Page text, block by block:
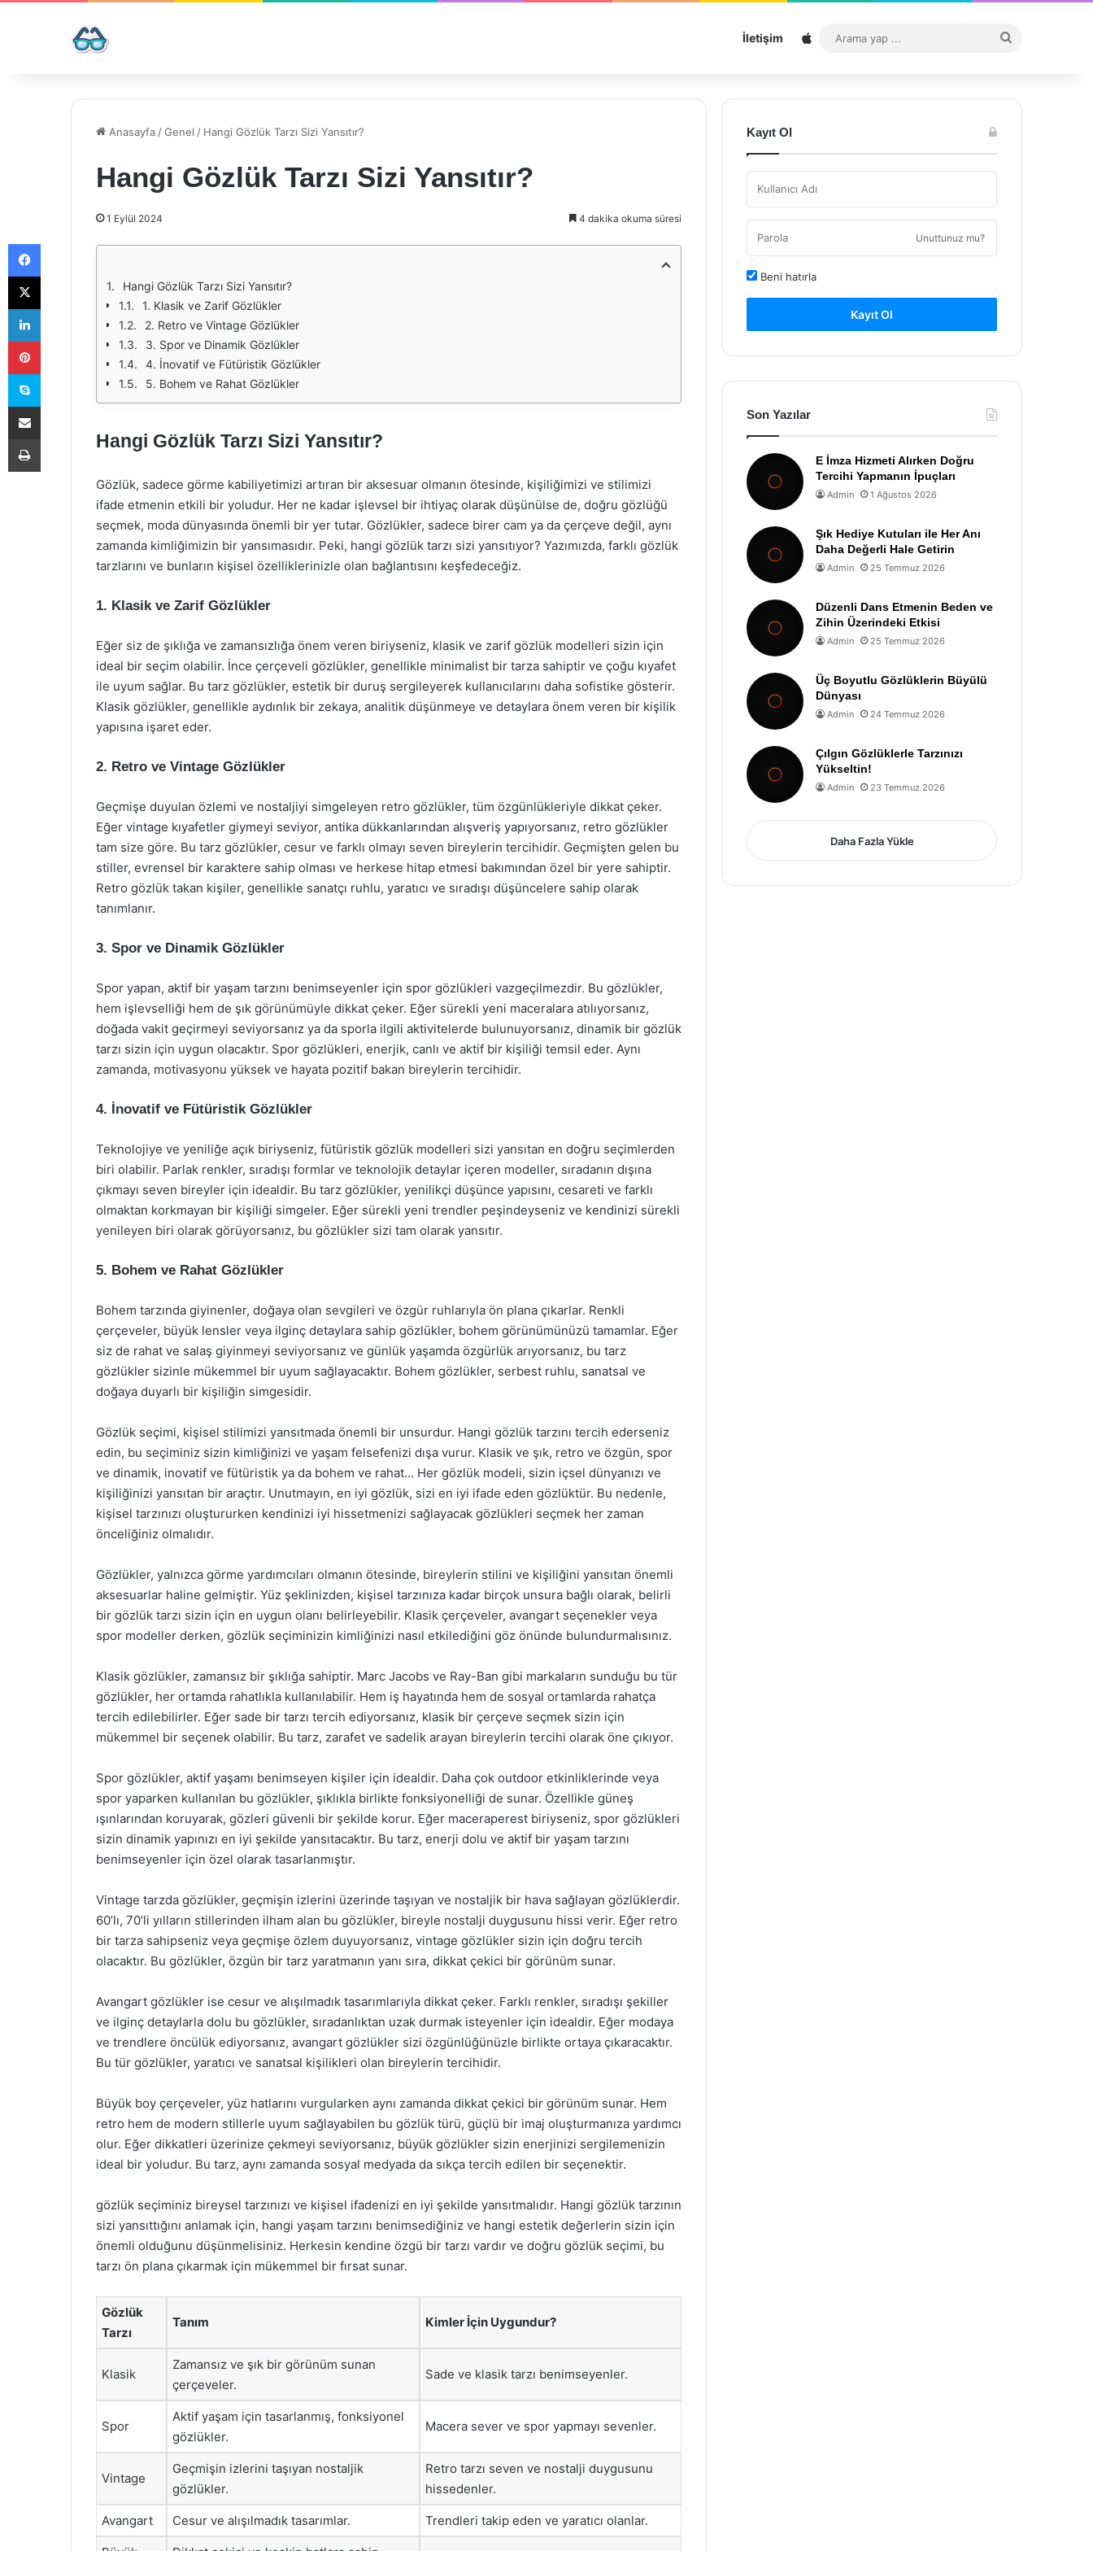
İletişim Sitemap
...
Anasayfa /Genel / Hangi Gözlük Tarzı Sizi Yansıtır?
Hangi Gözlük Tarzı Sizi Yansıtır?
1 Eylül 2024 4 dakika okuma süresi
Hangi Gözlük Tarzı Sizi Yansıtır?
1. Klasik ve Zarif Gözlükler
2. Retro ve Vintage Gözlükler
3. Spor ve Dinamik Gözlükler
4. İnovatif ve Fütüristik Gözlükler
5. Bohem ve Rahat Gözlükler
Hangi Gözlük Tarzı Sizi Yansıtır?
Gözlük, sadece görme kabiliyetimizi artıran bir aksesuar olmanın ötesinde, kişiliğimizi ve stilimizi
ifade etmenin etkili bir yoludur. Her ne kadar işlevsel bir ihtiyaç olarak düşünülse de, doğru gözlüğü
seçmek, moda dünyasında önemli bir yer tutar. Gözlükler, sadece birer cam ya da çerçeve değil, aynı
zamanda kimliğimizin bir yansımasıdır. Peki, hangi gözlük tarzı sizi yansıtıyor? Yazımızda, farklı gözlük
tarzlarını ve bunların kişisel özelliklerinizle olan bağlantısını keşfedeceğiz.
1. Klasik ve Zarif Gözlükler
Eğer siz de şıklığa ve zamansızlığa önem veren biriyseniz, klasik ve zarif gözlük modelleri sizin için
ideal bir seçim olabilir. İnce çerçeveli gözlükler, genellikle minimalist bir tarza sahiptir ve çoğu kıyafet
ile uyum sağlar. Bu tarz gözlükler, estetik bir duruş sergileyerek kullanıcılarını daha sofistike gösterir.
Klasik gözlükler, genellikle aydınlık bir zekaya, analitik düşünmeye ve detaylara önem veren bir kişilik
yapısına işaret eder.
2. Retro ve Vintage Gözlükler
Geçmişe duyulan özlemi ve nostaljiyi simgeleyen retro gözlükler, tüm özgünlükleriyle dikkat çeker.
Eğer vintage kıyafetler giymeyi seviyor, antika dükkanlarından alışveriş yapıyorsanız, retro gözlükler
tam size göre. Bu tarz gözlükler, cesur ve farklı olmayı seven bireylerin tercihidir. Geçmişten gelen bu
stiller, evrensel bir karaktere sahip olması ve herkese hitap etmesi bakımından özel bir yere sahiptir.
Retro gözlük takan kişiler, genellikle sanatçı ruhlu, yaratıcı ve sıradışı düşüncelere sahip olarak
tanımlanır.
3. Spor ve Dinamik Gözlükler
Spor yapan, aktif bir yaşam tarzını benimseyenler için spor gözlükleri vazgeçilmezdir. Bu gözlükler,
hem işlevselliği hem de şık görünümüyle dikkat çeker. Eğer sürekli yeni maceralara atılıyorsanız,
doğada vakit geçirmeyi seviyorsanız ya da sporla ilgili aktivitelerde bulunuyorsanız, dinamik bir gözlük
tarzı sizin için uygun olacaktır. Spor gözlükleri, enerjik, canlı ve aktif bir kişiliği temsil eder. Aynı
zamanda, motivasyonu yüksek ve hayata pozitif bakan bireylerin tercihidir.
4. İnovatif ve Fütüristik Gözlükler
Teknolojiye ve yeniliğe açık biriyseniz, fütüristik gözlük modelleri sizi yansıtan en doğru seçimlerden
biri olabilir. Parlak renkler, sıradışı formlar ve teknolojik detaylar içeren modeller, sıradanın dışına
çıkmayı seven bireyler için idealdir. Bu tarz gözlükler, yenilikçi düşünce yapısını, cesareti ve farklı
olmaktan korkmayan bir kişiliği simgeler. Eğer sürekli yeni trendler peşindeyseniz ve kendinizi sürekli
yenileyen biri olarak görüyorsanız, bu gözlükler sizi tam olarak yansıtır.
5. Bohem ve Rahat Gözlükler
Bohem tarzında giyinenler, doğaya olan sevgileri ve özgür ruhlarıyla ön plana çıkarlar. Renkli
çerçeveler, büyük lensler veya ilginç detaylara sahip gözlükler, bohem görünümünüzü tamamlar. Eğer
siz de rahat ve salaş giyinmeyi seviyorsanız ve günlük yaşamda özgürlük arıyorsanız, bu tarz
gözlükler sizinle mükemmel bir uyum sağlayacaktır. Bohem gözlükler, serbest ruhlu, sanatsal ve
doğaya duyarlı bir kişiliğin simgesidir.
Gözlük seçimi, kişisel stilimizi yansıtmada önemli bir unsurdur. Hangi gözlük tarzını tercih ederseniz
edin, bu seçiminiz sizin kimliğinizi ve yaşam felsefenizi dışa vurur. Klasik ve şık, retro ve özgün, spor
ve dinamik, inovatif ve fütüristik ya da bohem ve rahat… Her gözlük modeli, sizin içsel dünyanızı ve
kişiliğinizi yansıtan bir araçtır. Unutmayın, en iyi gözlük, sizi en iyi ifade eden gözlüktür. Bu nedenle,
kişisel tarzınızı oluştururken kendinizi iyi hissetmenizi sağlayacak gözlükleri seçmek her zaman
önceliğiniz olmalıdır.
Gözlükler, yalnızca görme yardımcıları olmanın ötesinde, bireylerin stilini ve kişiliğini yansıtan önemli
aksesuarlar haline gelmiştir. Yüz şeklinizden, kişisel tarzınıza kadar birçok unsura bağlı olarak, belirli
bir gözlük tarzı sizin için en uygun olanı belirleyebilir. Klasik çerçeveler, avangart seçenekler veya
spor modeller derken, gözlük seçiminizin kimliğinizi nasıl etkilediğini göz önünde bulundurmalısınız.
Klasik gözlükler, zamansız bir şıklığa sahiptir. Marc Jacobs ve Ray-Ban gibi markaların sunduğu bu tür
gözlükler, her ortamda rahatlıkla kullanılabilir. Hem iş hayatında hem de sosyal ortamlarda rahatça
tercih edilebilirler. Eğer sade bir tarzı tercih ediyorsanız, klasik bir çerçeve seçmek sizin için
mükemmel bir seçenek olabilir. Bu tarz, zarafet ve sadelik arayan bireylerin tercihi olarak öne çıkıyor.
Spor gözlükler, aktif yaşamı benimseyen kişiler için idealdir. Daha çok outdoor etkinliklerinde veya
spor yaparken kullanılan bu gözlükler, şıklıkla birlikte fonksiyonelliği de sunar. Özellikle güneş
ışınlarından koruyarak, gözleri güvenli bir şekilde korur. Eğer maceraperest biriyseniz, spor gözlükleri
sizin dinamik yapınızı en iyi şekilde yansıtacaktır. Bu tarz, enerji dolu ve aktif bir yaşam tarzını
benimseyenler için özel olarak tasarlanmıştır.
Vintage tarzda gözlükler, geçmişin izlerini üzerinde taşıyan ve nostaljik bir hava sağlayan gözlüklerdir.
60’lı, 70’li yılların stillerinden ilham alan bu gözlükler, bireyle nostalji duygusunu hissi verir. Eğer retro
bir tarza sahipseniz veya geçmişe özlem duyuyorsanız, vintage gözlükler sizin için doğru tercih
olacaktır. Bu gözlükler, özgün bir tarz yaratmanın yanı sıra, dikkat çekici bir görünüm sunar.
Avangart gözlükler ise cesur ve alışılmadık tasarımlarıyla dikkat çeker. Farklı renkler, sıradışı şekiller
ve ilginç detaylarla dolu bu gözlükler, sıradanlıktan uzak durmak isteyenler için idealdir. Eğer modaya
ve trendlere öncülük ediyorsanız, avangart gözlükler sizi özgünlüğünüzle birlikte ortaya çıkaracaktır.
Bu tür gözlükler, yaratıcı ve sanatsal kişilikleri olan bireylerin tercihidir.
Büyük boy çerçeveler, yüz hatlarını vurgularken aynı zamanda dikkat çekici bir görünüm sunar. Hem
retro hem de modern stillerle uyum sağlayabilen bu gözlük türü, güçlü bir imaj oluşturmanıza yardımcı
olur. Eğer dikkatleri üzerinize çekmeyi seviyorsanız, büyük gözlükler sizin enerjinizi sergilemenizin
ideal bir yoludur. Bu tarz, aynı zamanda sosyal medyada da sıkça tercih edilen bir seçenektir.
gözlük seçiminiz bireysel tarzınızı ve kişisel ifadenizi en iyi şekilde yansıtmalıdır. Hangi gözlük tarzının
sizi yansıttığını anlamak için, hangi yaşam tarzını benimsediğiniz ve hangi estetik değerlerin sizin için
önemli olduğunu düşünmelisiniz. Herkesin kendine özgü bir tarzı vardır ve doğru gözlük seçimi, bu
tarzı ön plana çıkarmak için mükemmel bir fırsat sunar.
Gözlük
Tarzı
Tanım Kimler İçin Uygundur?
Klasik
Zamansız ve şık bir görünüm sunan
çerçeveler.
Sade ve klasik tarzı benimseyenler.
Spor
Aktif yaşam için tasarlanmış, fonksiyonel
gözlükler.
Macera sever ve spor yapmayı sevenler.
Vintage
Geçmişin izlerini taşıyan nostaljik
gözlükler.
Retro tarzı seven ve nostalji duygusunu
hissedenler.
Avangart Cesur ve alışılmadık tasarımlar. Trendleri takip eden ve yaratıcı olanlar.
Kayıt Ol
Unuttunuz mu?
Beni hatırla
Kayıt Ol
Son Yazılar
E İmza Hizmeti Alırken Doğru
Tercihi Yapmanın İpuçları
Admin 1 Ağustos 2026
Şık Hediye Kutuları ile Her Anı
Daha Değerli Hale Getirin
Admin 25 Temmuz 2026
Düzenli Dans Etmenin Beden ve
Zihin Üzerindeki Etkisi
Admin 25 Temmuz 2026
Üç Boyutlu Gözlüklerin Büyülü
Dünyası
Admin 24 Temmuz 2026
Çılgın Gözlüklerle Tarzınızı
Yükseltin!
Admin 23 Temmuz 2026
Daha Fazla Yükle
Facebook
X
LinkedIn
Pinterest
Skype
E-Posta ile paylaş